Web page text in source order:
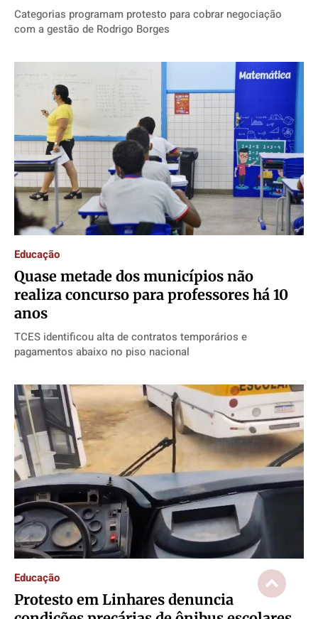
Categorias programam protesto para cobrar negociação
com a gestão de Rodrigo Borges
Educação
Quase metade dos municípios não
realiza concurso para professores há 10
anos
TCES identificou alta de contratos temporários e
pagamentos abaixo no piso nacional
Educação
Protesto em Linhares denuncia